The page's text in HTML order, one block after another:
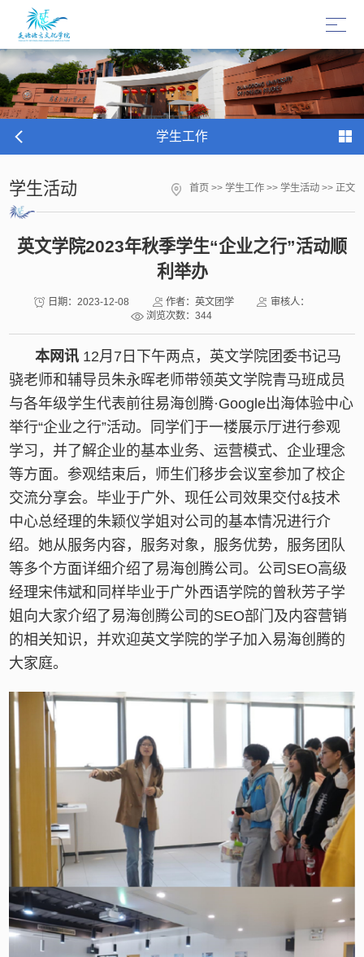
学生工作
学生活动 首页 >> 学生工作>> 学生活动>> 正文
英文学院2023年秋季学生“企业之行”活动顺
利举办
日期：2023-12-08 作者：英文团学
审核人：
浏览次数： 344
本网讯 12月7日下午两点，英文学院团委书记马
骁老师和辅导员朱永晖老师带领英文学院青马班成员
与各年级学生代表前往易海创腾·Google出海体验中心
举行“企业之行”活动。同学们于一楼展示厅进行参观
学习，并了解企业的基本业务、运营模式、企业理念
等方面。 参观结束后，师生们移步会议室参加了校企
交流分享会。毕业于广外、现任公司效果交付&技术
中心总经理的朱颖仪学姐对公司的基本情况进行介
绍。她从服务内容，服务对象，服务优势，服务团队
等多个方面详细介绍了易海创腾公司。公司SEO高级
经理宋伟斌和同样毕业于广外西语学院的曾秋芳子学
姐向大家介绍了易海创腾公司的SEO部门及内容营销
的相关知识，并欢迎英文学院的学子加入易海创腾的
大家庭。